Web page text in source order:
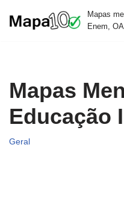
Mapas
Enem,
Mapas
Educação
Geral